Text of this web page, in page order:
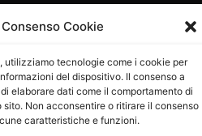
Cookie
utilizziamo tecnologie come i cookie per
del dispositivo. Il consenso a
elaborare dati come il comportamento di
Non acconsentire o ritirare il consenso
caratteristiche e funzioni.
srl–info@ladigitale.it